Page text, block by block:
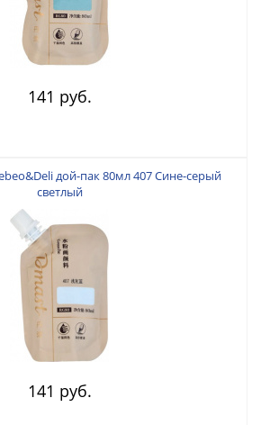
141 руб.
дой-пак 80мл 407 Сине-серый
светлый
141 руб.